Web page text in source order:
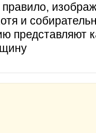
и
представляют